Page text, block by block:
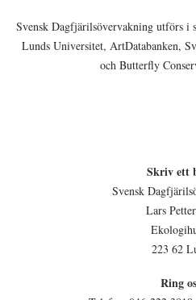
Svensk Dagfjärilsövervakning utförs i
Lunds Universitet, ArtDatabanken,
och Butterfly
Skriv ett
Svensk
Lars
223 62
Ring